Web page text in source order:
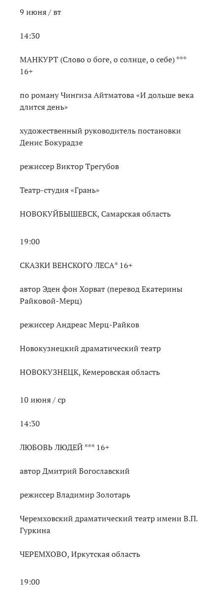
9 июня / вт
14:30
МАНКУРТ (Слово о боге, о солнце, о себе) ***
16+
по роману Чингиза Айтматова «И дольше века
длится день»
художественный руководитель постановки
Денис Бокурадзе
режиссер Виктор Трегубов
Театр-студия «Грань»
НОВОКУЙБЫШЕВСК, Самарская область
19:00
СКАЗКИ ВЕНСКОГО ЛЕСА* 16+
автор Эден фон Хорват (перевод Екатерины
Райковой-Мерц)
режиссер Андреас Мерц-Райков
Новокузнецкий драматический театр
НОВОКУЗНЕЦК, Кемеровская область
10 июня / ср
14:30
ЛЮБОВЬ ЛЮДЕЙ *** 16+
автор Дмитрий Богославский
режиссер Владимир Золотарь
Черемховский драматический театр имени В.П.
Гуркина
ЧЕРЕМХОВО, Иркутская область
19:00